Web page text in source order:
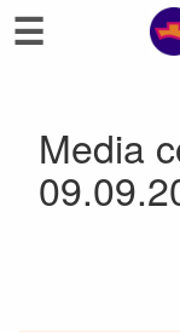
☰
Media